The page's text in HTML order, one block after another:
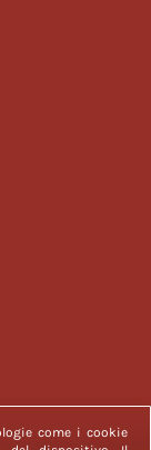
come i cookie